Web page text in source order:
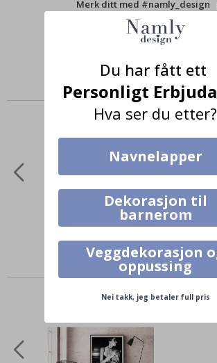
Merk ditt med #namly_design
Produkter kjøpt
95,00 Kr
Alternative
Du har fått ett
Personligt
Hva ser du etter?
Navnelapper
Dekorasjon til
barnerom
Veggdekorasjon
oppussing
Nei takk, jeg betaler full pris